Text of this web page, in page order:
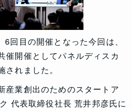
回目の開催となった今回は、
催開催としてパネルディスカ
れました。
産業創出のためのスタートア
代表取締役社長 荒井邦彦氏に